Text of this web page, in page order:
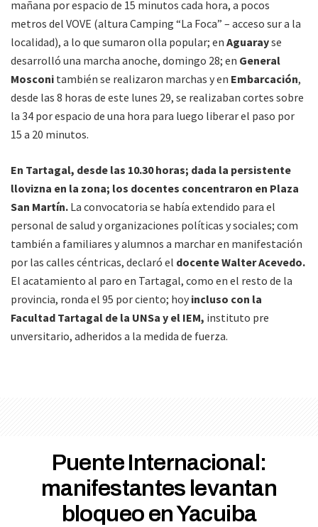
mañana por espacio de 15 minutos cada hora, a pocos
metros del VOVE (altura Camping “La Foca” – acceso sur a la
localidad), a lo que sumaron olla popular; en Aguarayse
desarrolló una marcha anoche, domingo 28; en General
Mosconi también se realizaron marchas y en Embarcación,
desde las 8 horas de este lunes 29, se realizaban cortes sobre
la 34 por espacio de una hora para luego liberar el paso por
15 a 20 minutos.
En Tartagal, desde las 10.30 horas; dada la persistente
llovizna en la zona; los docentes concentraron en Plaza
San Martín. La convocatoria se había extendido para el
personal de salud y organizaciones políticas y sociales; com
también a familiares y alumnos a marchar en manifestación
por las calles céntricas, declaró el docente Walter Acevedo.
El acatamiento al paro en Tartagal, como en el resto de la
provincia, ronda el 95 por ciento; hoy incluso con la
Facultad Tartagal de la UNSa y el IEM, instituto pre
unversitario, adheridos a la medida de fuerza.
Puente Internacional:
manifestantes levantan
bloqueo en Yacuiba